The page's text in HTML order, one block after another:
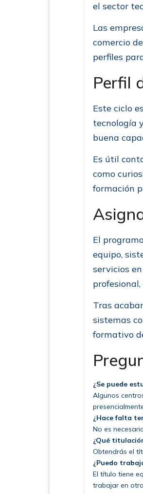
el sector
Las
comercio
perfiles
Perfil
Este ciclo
tecnología
buena
Es útil
como
formación
El
equipo,
servicios
Tras
sistemas
formativo
¿Se puede
Algunos
¿Hace falta
No es
¿Qué
Obtendrás el
¿Puedo
El título tiene
trabajar en